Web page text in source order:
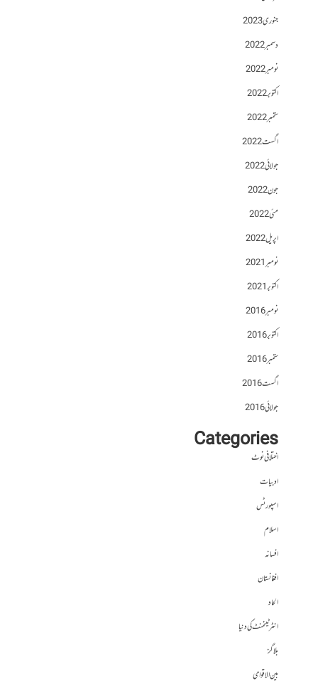
جنوری 2023
دسمبر 2022
نومبر 2022
اکتوبر 2022
ستمبر 2022
اگست 2022
جولائی 2022
جون 2022
مئی 2022
اپریل 2022
نومبر 2021
اکتوبر 2021
نومبر 2016
اکتوبر 2016
ستمبر 2016
اگست 2016
جولائی 2016
Categories
اختلافی نوٹ
ادبیات
اسپورٹس
اسلام
افسانہ
افغانستان
الحاد
انٹرٹینمنٹ کی دنیا
بلاگز
بین الاقوامی